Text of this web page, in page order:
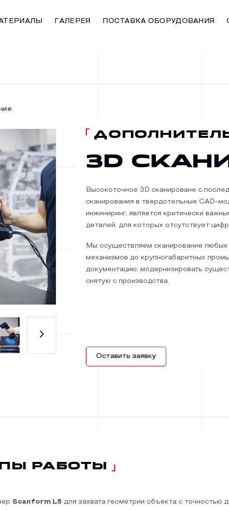
ГАЛЕРЕЯ ПОСТАВКА ОБОРУДОВАНИЯ
3D
Высокоточное 3D сканироване с
сканирования в твердотельные CAD-
инжиниринг, является критически
деталей, для которых отсутствует
Мы осуществляем сканирование
механизмов до крупногабаритных
документацию, модернизировать
снятую с производства.
Оставить заявку
РАБОТЫ
Scanform L5 для захвата геометрии объекта с точностью